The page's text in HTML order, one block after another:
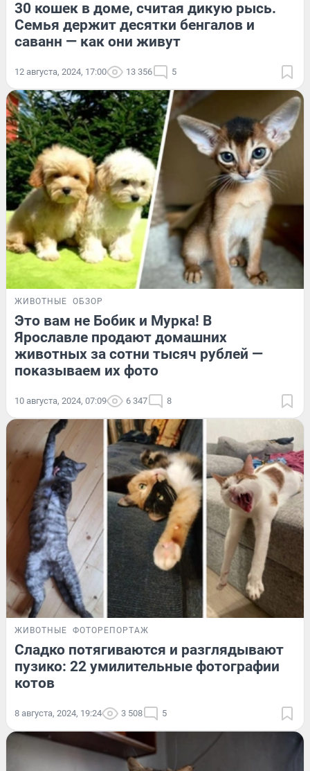
30 кошек в доме, считая дикую рысь.
Семья держит десятки бенгалов и
саванн — как они живут
12 августа, 2024, 17:00 13 356 5
ЖИВОТНЫЕ ОБЗОР
Это вам не Бобик и Мурка! В
Ярославле продают домашних
животных за сотни тысяч рублей —
показываем их фото
10 августа, 2024, 07:09 6 347 8
ЖИВОТНЫЕ ФОТОРЕПОРТАЖ
Сладко потягиваются и разглядывают
пузико: 22 умилительные фотографии
котов
8 августа, 2024, 19:24 3 508 5